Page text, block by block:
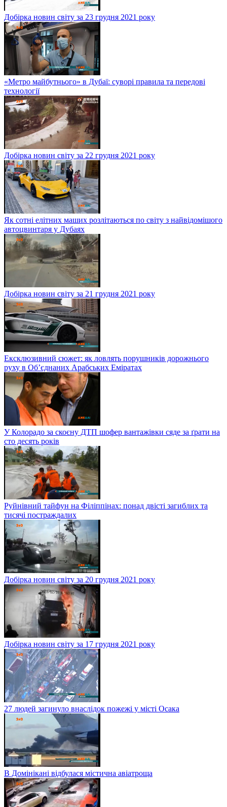
Добірка новин світу за 23 грудня 2021 року
«Метро майбутнього» в Дубаї: суворі правила та передові
технології
Добірка новин світу за 22 грудня 2021 року
Як сотні елітних маших розлітаються по світу з найвідомішого
автоцвинтаря у Дубаях
Добірка новин світу за 21 грудня 2021 року
Ексклюзивний сюжет: як ловлять порушників дорожнього
руху в Об’єднаних Арабських Еміратах
У Колорадо за скоєну ДТП шофер вантажівки сяде за ґрати на
сто десять років
Руйнівний тайфун на Філіппінах: понад двісті загиблих та
тисячі постраждалих
Добірка новин світу за 20 грудня 2021 року
Добірка новин світу за 17 грудня 2021 року
27 людей загинуло внаслідок пожежі у місті Осака
В Домінікані відбулася містична авіатроща